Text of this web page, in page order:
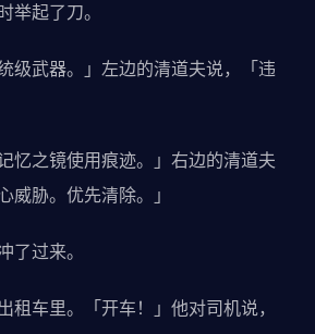
举起了刀。
武器。」左边的清道夫说，「违
之镜使用痕迹。」右边的清道夫
威胁。优先清除。」
过来。
车里。「开车！」他对司机说，